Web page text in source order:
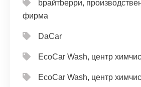
bрайтbерри,
фирма
DaCar
EcoCar Wash, центр
EcoCar Wash, центр